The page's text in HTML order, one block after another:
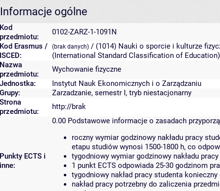
Informacje ogólne
Kod
przedmiotu:
0102-ZARZ-1-1091N
Kod Erasmus /
ISCED:
(brak danych) / (1014) Nauki o sporcie i kulturze
(International Standard Classification of
Nazwa
przedmiotu:
Wychowanie fizyczne
Jednostka:
Instytut Nauk Ekonomicznych i o Zarządzaniu
Grupy:
Zarzadzanie, semestr I, tryb niestacjonarny
Strona
przedmiotu:
http://brak
Punkty ECTS i
inne:
0.00 Podstawowe informacje o zasadach
roczny wymiar godzinowy nakładu pracy
etapu studiów wynosi 1500-1800 h, co
tygodniowy wymiar godzinowy nakładu
1 punkt ECTS odpowiada 25-30 godzinom
tygodniowy nakład pracy studenta
nakład pracy potrzebny do zaliczenia